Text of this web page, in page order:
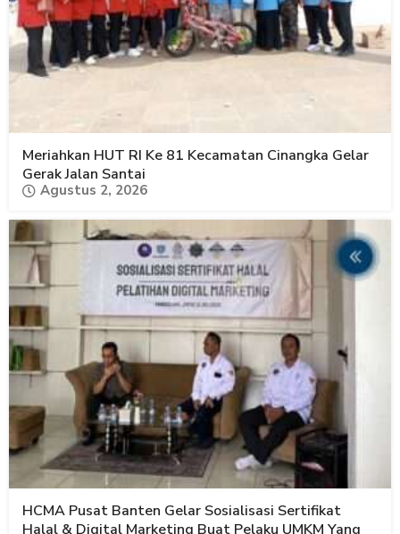
Meriahkan HUT RI Ke 81 Kecamatan Cinangka Gelar
Gerak Jalan Santai
Agustus 2, 2026
HCMA Pusat Banten Gelar Sosialisasi Sertifikat
Halal & Digital Marketing Buat Pelaku UMKM Yang